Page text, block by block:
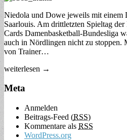
Niedola und Dowe jeweils mit
Saarlouis. Am drittletzten Spieltag
Cards Damenbasketball-Bundesliga
auch in Nördlingen nicht zu stoppen.
von Trainer…
weiterlesen →
Meta
Anmelden
Beitrags-Feed (RSS)
Kommentare als RSS
WordPress.org